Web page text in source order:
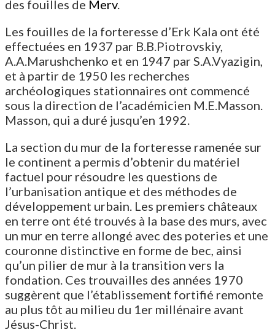
des fouilles de Merv.
Les fouilles de la forteresse d’Erk Kala ont été
effectuées en 1937 par B.B.Piotrovskiy,
A.A.Marushchenko et en 1947 par S.A.Vyazigin,
et à partir de 1950 les recherches
archéologiques stationnaires ont commencé
sous la direction de l’académicien M.E.Masson.
Masson, qui a duré jusqu’en 1992.
La section du mur de la forteresse ramenée sur
le continent a permis d’obtenir du matériel
factuel pour résoudre les questions de
l’urbanisation antique et des méthodes de
développement urbain. Les premiers châteaux
en terre ont été trouvés à la base des murs, avec
un mur en terre allongé avec des poteries et une
couronne distinctive en forme de bec, ainsi
qu’un pilier de mur à la transition vers la
fondation. Ces trouvailles des années 1970
suggèrent que l’établissement fortifié remonte
au plus tôt au milieu du 1er millénaire avant
Jésus-Christ.